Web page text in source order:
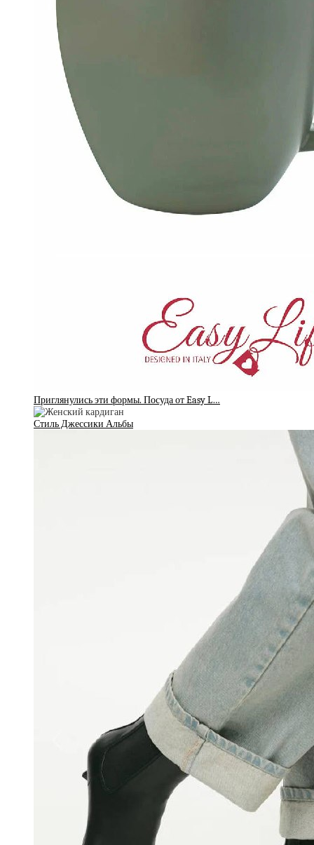
Приглянулись эти формы. Посуда от Easy L…
Стиль Джессики Альбы